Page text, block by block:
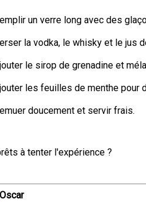
un verre long avec des
la vodka, le whisky et le jus
le sirop de grenadine et
les feuilles de menthe pour
doucement et servir frais.
à tenter l'expérience ?
Oscar